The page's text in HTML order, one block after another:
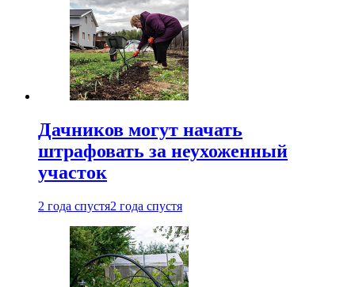
Дачников могут начать
штрафовать за неухоженный
участок
2 года спустя2 года спустя